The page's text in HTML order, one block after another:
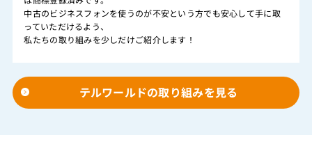
中古のビジネスフォンを使うのが不安という方でも安心して手に取
っていただけるよう、
私たちの取り組みを少しだけご紹介します！
テルワールドの取り組みを見る